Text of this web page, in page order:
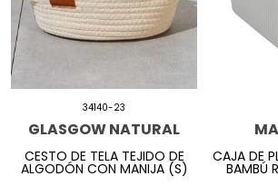
34140-23
GLASGOW NATURAL
CESTO DE TELA TEJIDO DE
ALGODÓN CON MANIJA (S)
CAJA DE
BAMBÚ